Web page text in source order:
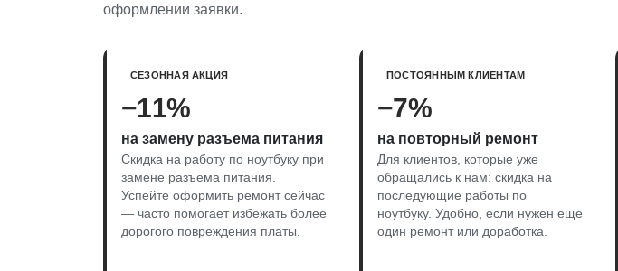
оформлении заявки.
СЕЗОННАЯ АКЦИЯ
−11%
на замену разъема питания
Скидка на работу по ноутбуку при
замене разъема питания.
Успейте оформить ремонт сейчас
— часто помогает избежать более
дорогого повреждения платы.
ПОСТОЯННЫМ КЛИЕНТАМ
−7%
на повторный ремонт
Для клиентов, которые уже
обращались к нам: скидка на
последующие работы по
ноутбуку. Удобно, если нужен еще
один ремонт или доработка.